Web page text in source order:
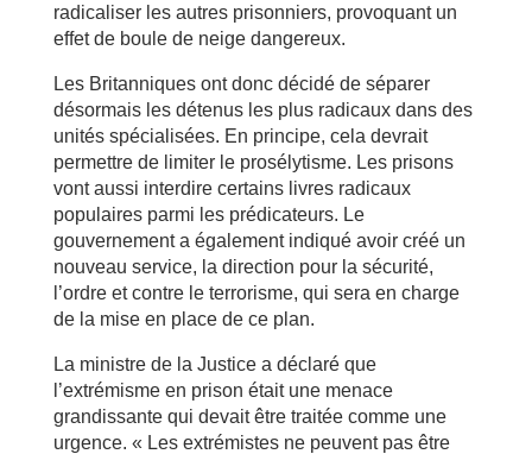
radicaliser les autres prisonniers, provoquant un
effet de boule de neige dangereux.
Les Britanniques ont donc décidé de séparer
désormais les détenus les plus radicaux dans des
unités spécialisées. En principe, cela devrait
permettre de limiter le prosélytisme. Les prisons
vont aussi interdire certains livres radicaux
populaires parmi les prédicateurs. Le
gouvernement a également indiqué avoir créé un
nouveau service, la direction pour la sécurité,
l’ordre et contre le terrorisme, qui sera en charge
de la mise en place de ce plan.
La ministre de la Justice a déclaré que
l’extrémisme en prison était une menace
grandissante qui devait être traitée comme une
urgence. « Les extrémistes ne peuvent pas être